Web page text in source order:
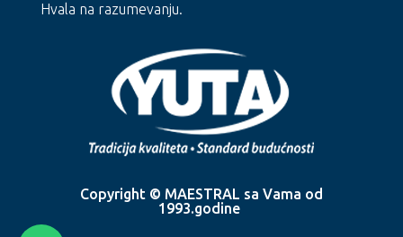
Hvala na razumevanju.
Copyright © MAESTRAL sa Vama od
1993.godine